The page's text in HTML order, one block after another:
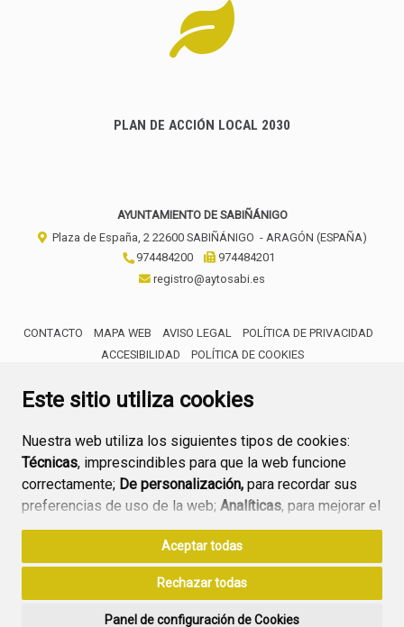
Este sitio utiliza cookies
Nuestra web utiliza los siguientes tipos de cookies:
Técnicas, imprescindibles para que la web funcione
correctamente; De personalización, para recordar sus
preferencias de uso de la web; Analíticas, para mejorar el
funcionamiento de la web y sus servicios.
Si acepta pulsando el botón“Aceptar todas”
consideramos que acepta su uso. Si pulsa el botón
Aceptar todas
Rechazar todas
Panel de configuración de Cookies
PLAN DE ACCIÓN LOCAL 2030
AYUNTAMIENTO DE SABIÑÁNIGO
Plaza de España, 2 22600 SABIÑÁNIGO - ARAGÓN (ESPAÑA)
974484200
974484201
registro@aytosabi.es
CONTACTO MAPA WEB AVISO LEGAL
POLÍTICA DE PRIVACIDAD
ACCESIBILIDAD
POLÍTICA DE COOKIES